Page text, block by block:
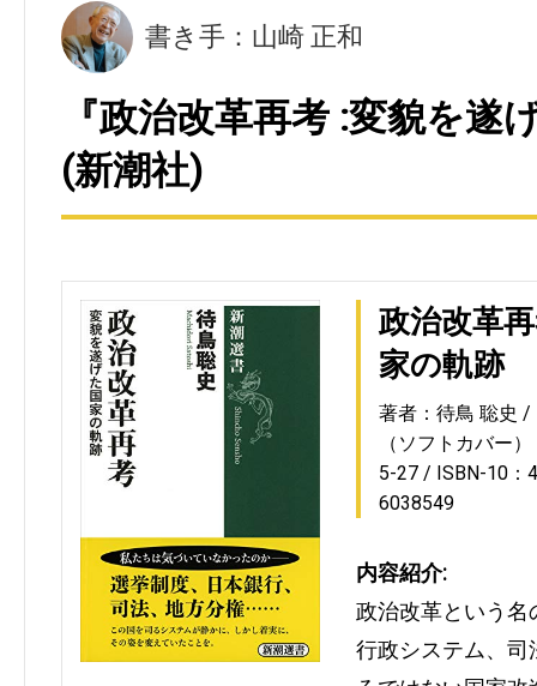
書き手：山崎 正和
『政治改革再考 :変貌を遂
(新潮社)
政治改革
家の軌跡
著者：待鳥 聡史
（ソフトカバー
5-27
ISBN-10：
6038549
内容紹介:
政治改革という名
行政システム、